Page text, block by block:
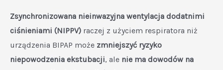
Zsynchronizowana nieinwazyjna wentylacja dodatnimi
ciśnieniami (NIPPV) raczej z użyciem respiratora niż
urządzenia BIPAP może zmniejszyć ryzyko
niepowodzenia ekstubacji, ale nie ma dowodów na